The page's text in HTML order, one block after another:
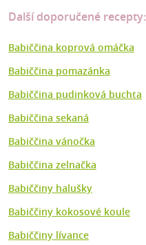
Další doporučené recepty:
Babiččina koprová omáčka
Babiččina pomazánka
Babiččina pudinková buchta
Babiččina sekaná
Babiččina vánočka
Babiččina zelnačka
Babiččiny halušky
Babiččiny kokosové koule
Babiččiny lívance